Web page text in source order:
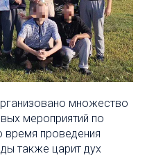
множество
мероприятий по
время проведения
также царит дух